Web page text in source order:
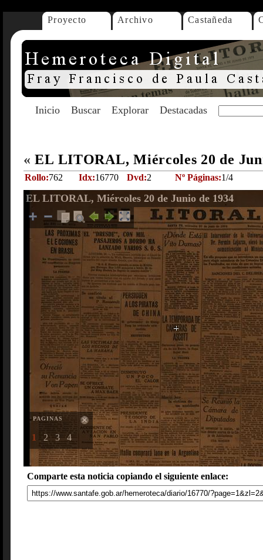
Proyecto Archivo Castañeda
Inicio Buscar Explorar Destacadas
« EL LITORAL, Miércoles 20 de
Rollo:762 Idx:16770 Dvd:2 Nº Páginas:1/4
EL LITORAL, Miércoles 20 de Junio de 1934
PAGINAS
1 2 3 4
Comparte esta noticia copiando el siguiente enlace: